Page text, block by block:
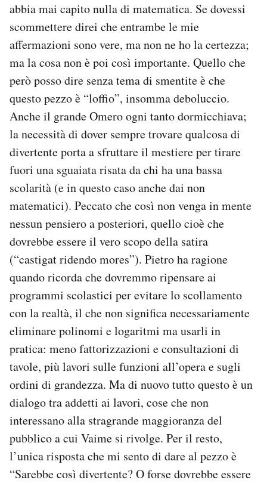
abbia mai capito nulla di matematica. Se dovessi
scommettere direi che entrambe le mie
affermazioni sono vere, ma non ne ho la certezza;
ma la cosa non è poi così importante. Quello che
però posso dire senza tema di smentite è che
questo pezzo è “loffio”, insomma deboluccio.
Anche il grande Omero ogni tanto dormicchiava;
la necessità di dover sempre trovare qualcosa di
divertente porta a sfruttare il mestiere per tirare
fuori una sguaiata risata da chi ha una bassa
scolarità (e in questo caso anche dai non
matematici). Peccato che così non venga in mente
nessun pensiero a posteriori, quello cioè che
dovrebbe essere il vero scopo della satira
(“castigat ridendo mores”). Pietro ha ragione
quando ricorda che dovremmo ripensare ai
programmi scolastici per evitare lo scollamento
con la realtà, il che non significa necessariamente
eliminare polinomi e logaritmi ma usarli in
pratica: meno fattorizzazioni e consultazioni di
tavole, più lavori sulle funzioni all’opera e sugli
ordini di grandezza. Ma di nuovo tutto questo è un
dialogo tra addetti ai lavori, cose che non
interessano alla stragrande maggioranza del
pubblico a cui Vaime si rivolge. Per il resto,
l’unica risposta che mi sento di dare al pezzo è
“Sarebbe così divertente? O forse dovrebbe essere